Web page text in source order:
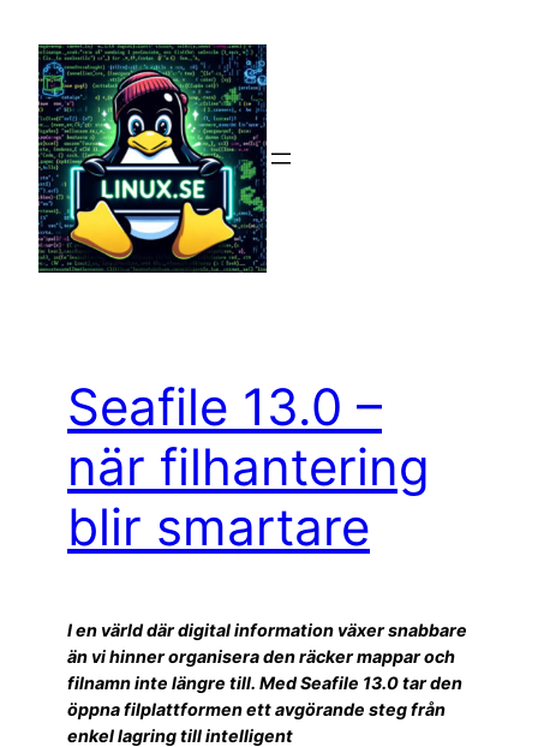
innehåll
Seafile 13.0 –
när filhantering
blir smartare
I en värld där digital information växer snabbare
än vi hinner organisera den räcker mappar och
filnamn inte längre till. Med Seafile 13.0 tar den
öppna filplattformen ett avgörande steg från
enkel lagring till intelligent